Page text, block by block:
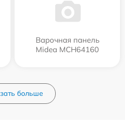
Варочная панель
Midea MCH64160
больше